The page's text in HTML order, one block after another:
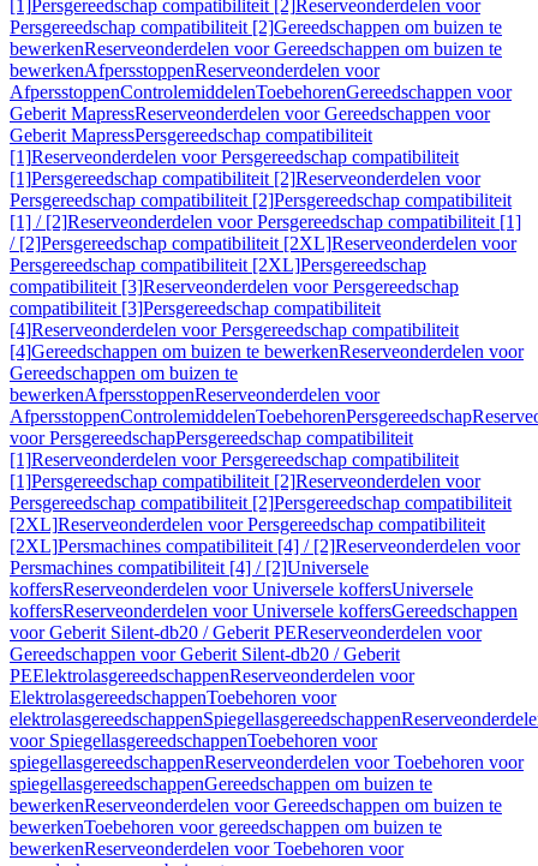
[1]Persgereedschap compatibiliteit [2]Reserveonderdelen voor
Persgereedschap compatibiliteit [2]Gereedschappen om buizen te
bewerkenReserveonderdelen voor Gereedschappen om buizen te
bewerkenAfpersstoppenReserveonderdelen voor
AfpersstoppenControlemiddelenToebehorenGereedschappen voor
Geberit MapressReserveonderdelen voor Gereedschappen voor
Geberit MapressPersgereedschap compatibiliteit
[1]Reserveonderdelen voor Persgereedschap compatibiliteit
[1]Persgereedschap compatibiliteit [2]Reserveonderdelen voor
Persgereedschap compatibiliteit [2]Persgereedschap compatibiliteit
[1] / [2]Reserveonderdelen voor Persgereedschap compatibiliteit [1]
/ [2]Persgereedschap compatibiliteit [2XL]Reserveonderdelen voor
Persgereedschap compatibiliteit [2XL]Persgereedschap
compatibiliteit [3]Reserveonderdelen voor Persgereedschap
compatibiliteit [3]Persgereedschap compatibiliteit
[4]Reserveonderdelen voor Persgereedschap compatibiliteit
[4]Gereedschappen om buizen te bewerkenReserveonderdelen voor
Gereedschappen om buizen te
bewerkenAfpersstoppenReserveonderdelen voor
AfpersstoppenControlemiddelenToebehorenPersgereedschap
voor PersgereedschapPersgereedschap compatibiliteit
[1]Reserveonderdelen voor Persgereedschap compatibiliteit
[1]Persgereedschap compatibiliteit [2]Reserveonderdelen voor
Persgereedschap compatibiliteit [2]Persgereedschap compatibiliteit
[2XL]Reserveonderdelen voor Persgereedschap compatibiliteit
[2XL]Persmachines compatibiliteit [4] / [2]Reserveonderdelen voor
Persmachines compatibiliteit [4] / [2]Universele
koffersReserveonderdelen voor Universele koffersUniversele
koffersReserveonderdelen voor Universele koffersGereedschappen
voor Geberit Silent-db20 / Geberit PEReserveonderdelen voor
Gereedschappen voor Geberit Silent-db20 / Geberit
PEElektrolasgereedschappenReserveonderdelen voor
ElektrolasgereedschappenToebehoren voor
elektrolasgereedschappenSpiegellasgereedschappen
voor SpiegellasgereedschappenToebehoren voor
spiegellasgereedschappenReserveonderdelen voor Toebehoren voor
spiegellasgereedschappenGereedschappen om buizen te
bewerkenReserveonderdelen voor Gereedschappen om buizen te
bewerkenToebehoren voor gereedschappen om buizen te
bewerkenReserveonderdelen voor Toebehoren voor